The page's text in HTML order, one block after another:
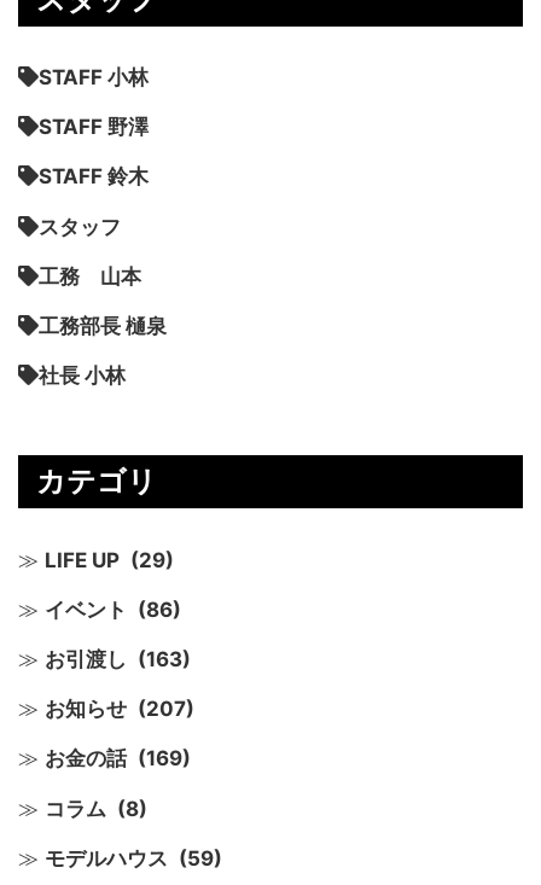
STAFF 小林
STAFF 野澤
STAFF 鈴木
スタッフ
工務 山本
工務部長 樋泉
社長 小林
カテゴリ
LIFE UP (29)
イベント (86)
お引渡し (163)
お知らせ (207)
お金の話 (169)
コラム (8)
モデルハウス (59)